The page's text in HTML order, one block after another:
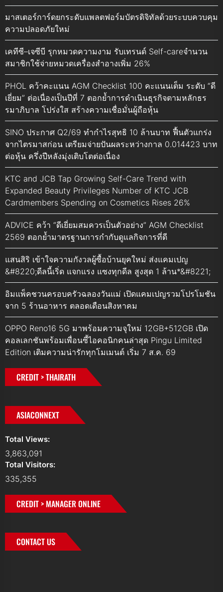
มาสเตอร์การ์ดยกระดับแพลตฟอร์มบัตรดิจิทัลด้วยระบบควบคุม
ความปลอดภัยใหม่
เคทีซี–เจซีบี รุกหมวดความงาม รับเทรนด์ Self-careจำนวน
สมาชิกใช้จ่ายหมวดเครื่องสำอางเพิ่ม 26%
PHOL คว้าคะแนน AGM Checklist 100 คะแนนเต็ม ระดับ “ดี
เยี่ยม” ต่อเนื่องเป็นปีที่ 7 ตอกย้ำการดำเนินธุรกิจตามหลักธร
รมาภิบาล โปร่งใส สร้างความเชื่อมั่นผู้ถือหุ้น
SINO ประกาศ Q2/69 ทำกำไรสุทธิ 10 ล้านบาท ฟื้นตัวแกร่ง
จากไตรมาสก่อน เตรียมจ่ายปันผลระหว่างกาล 0.014423 บาท
ต่อหุ้น ครึ่งปีหลังมุ่งเติบโตต่อเนื่อง
KTC and JCB Tap Growing Self-Care Trend with
Expanded Beauty Privileges Number of KTC JCB
Cardmembers Spending on Cosmetics Rises 26%
ADVICE คว้า “ดีเยี่ยมสมควรเป็นตัวอย่าง” AGM Checklist
2569 ตอกย้ำมาตรฐานการกำกับดูแลกิจการที่ดี
แสนสิริ เข้าใจความกังวลผู้ซื้อบ้านยุคใหม่ ส่งแคมเปญ
&#8220;ดีลนี้เริ่ด แจกแรง แซงทุกดีล สูงสุด 1 ล้าน*&#8221;
อิมแพ็คชวนครอบครัวฉลองวันแม่ เปิดแคมเปญรวมโปรโมชัน
จาก 5 ร้านอาหาร ตลอดเดือนสิงหาคม
OPPO Reno16 5G มาพร้อมความจุใหม่ 12GB+512GB เปิด
คอลเลกชันพร้อมเพื่อนซี้ไอคอนิกคนล่าสุด Pingu Limited
Edition เติมความน่ารักทุกโมเมนต์ เริ่ม 7 ส.ค. 69
CREDIT > THAIRATH
ASIACONNEXT
Total Views:
3,863,091
Total Visitors:
335,355
CREDIT > MANAGER ONLINE
CONTACT US